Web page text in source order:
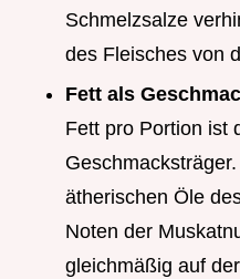
Schmelzsalze
des Fleisches von
Fett als
Fett pro Portion ist
ätherischen Öle
Noten der
gleichmäßig auf